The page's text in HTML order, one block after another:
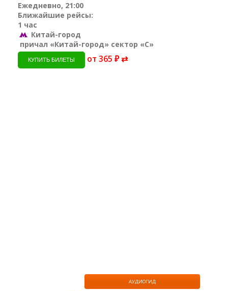
Ежедневно, 21:00
Ближайшие рейсы:
1 час
Китай-город
причал «Китай-город» сектор «С»
КУПИТЬ БИЛЕТЫ от 365 ₽ ⇄
АУДИОГИД